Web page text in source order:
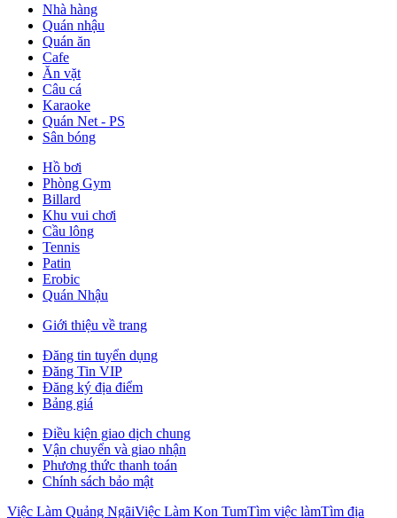
Nhà hàng
Quán nhậu
Quán ăn
Cafe
Ăn vặt
Câu cá
Karaoke
Quán Net - PS
Sân bóng
Hồ bơi
Phòng Gym
Billard
Khu vui chơi
Cầu lông
Tennis
Patin
Erobic
Quán Nhậu
Giới thiệu về trang
Đăng tin tuyển dụng
Đăng Tin VIP
Đăng ký địa điểm
Bảng giá
Điều kiện giao dịch chung
Vận chuyển và giao nhận
Phương thức thanh toán
Chính sách bảo mật
Việc Làm Quảng NgãiViệc Làm Kon TumTìm việc làmTìm địa